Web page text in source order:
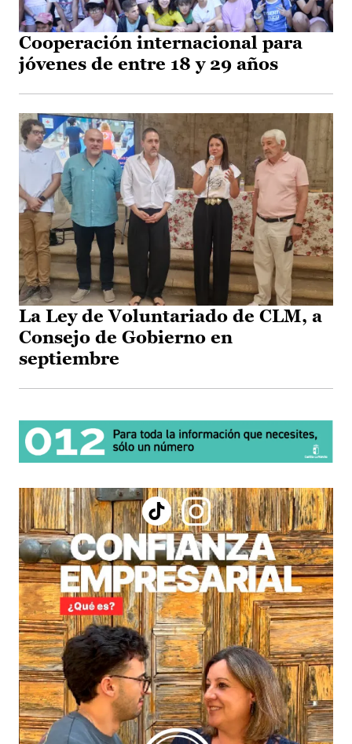
Cooperación internacional para
jóvenes de entre 18 y 29 años
La Ley de Voluntariado de CLM, a
Consejo de Gobierno en
septiembre